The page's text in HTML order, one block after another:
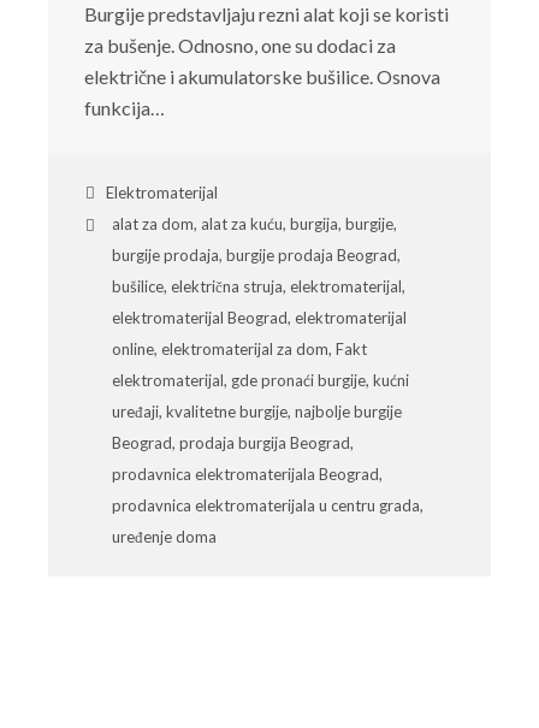
Burgije predstavljaju rezni alat koji se koristi
za bušenje. Odnosno, one su dodaci za
električne i akumulatorske bušilice. Osnova
funkcija…
Elektromaterijal
alat za dom, alat za kuću, burgija, burgije,
burgije prodaja, burgije prodaja Beograd,
bušilice, električna struja, elektromaterijal,
elektromaterijal Beograd, elektromaterijal
online, elektromaterijal za dom, Fakt
elektromaterijal, gde pronaći burgije, kućni
uređaji, kvalitetne burgije, najbolje burgije
Beograd, prodaja burgija Beograd,
prodavnica elektromaterijala Beograd,
prodavnica elektromaterijala u centru grada,
uređenje doma